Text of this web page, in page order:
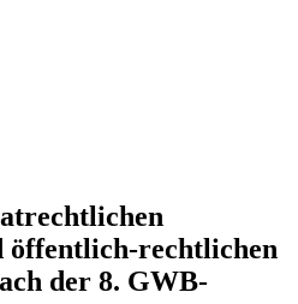
öffentlich-rechtlichen
der 8. GWB-